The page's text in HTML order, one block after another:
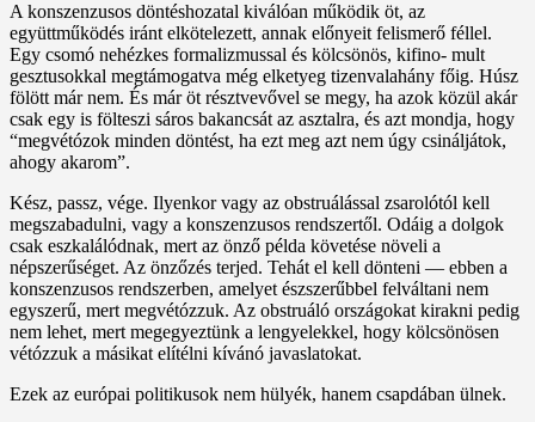
A konszenzusos döntéshozatal kiválóan működik öt, az
együttműködés iránt elkötelezett, annak előnyeit felismerő féllel.
Egy csomó nehézkes formalizmussal és kölcsönös, kifino- mult
gesztusokkal megtámogatva még elketyeg tizenvalahány főig. Húsz
fölött már nem. És már öt résztvevővel se megy, ha azok közül akár
csak egy is fölteszi sáros bakancsát az asztalra, és azt mondja, hogy
“megvétózok minden döntést, ha ezt meg azt nem úgy csináljátok,
ahogy akarom”.
Kész, passz, vége. Ilyenkor vagy az obstruálással zsarolótól kell
megszabadulni, vagy a konszenzusos rendszertől. Odáig a dolgok
csak eszkalálódnak, mert az önző példa követése növeli a
népszerűséget. Az önzőzés terjed. Tehát el kell dönteni — ebben a
konszenzusos rendszerben, amelyet észszerűbbel felváltani nem
egyszerű, mert megvétózzuk. Az obstruáló országokat kirakni pedig
nem lehet, mert megegyeztünk a lengyelekkel, hogy kölcsönösen
vétózzuk a másikat elítélni kívánó javaslatokat.
Ezek az európai politikusok nem hülyék, hanem csapdában ülnek.